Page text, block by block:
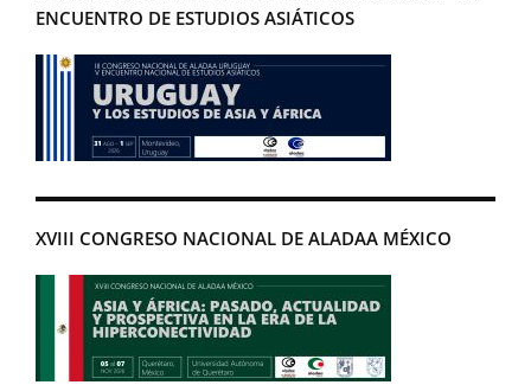
ENCUENTRO DE ESTUDIOS ASIÁTICOS
XVIII CONGRESO NACIONAL DE ALADAA MÉXICO